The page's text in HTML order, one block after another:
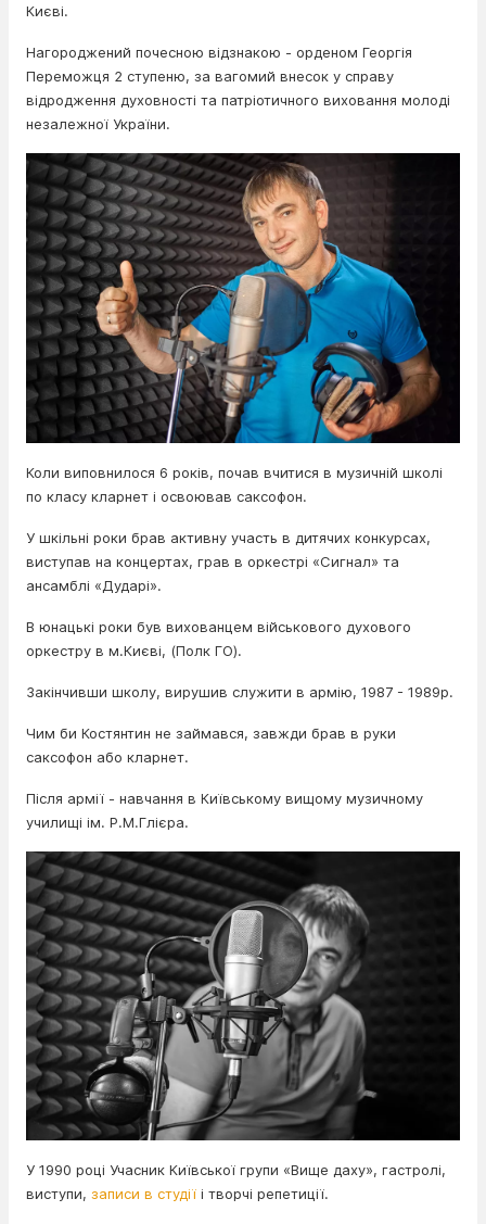
Києві.
Нагороджений почесною відзнакою - орденом Георгія
Переможця 2 ступеню, за вагомий внесок у справу
відродження духовності та патріотичного виховання молоді
незалежної України.
Коли виповнилося 6 років, почав вчитися в музичній школі
по класу кларнет і освоював саксофон.
У шкільні роки брав активну участь в дитячих конкурсах,
виступав на концертах, грав в оркестрі «Сигнал» та
ансамблі «Дударі».
В юнацькі роки був вихованцем військового духового
оркестру в м.Києві, (Полк ГО).
Закінчивши школу, вирушив служити в армію, 1987 - 1989р.
Чим би Костянтин не займався, завжди брав в руки
саксофон або кларнет.
Після армії - навчання в Київському вищому музичному
училищі ім. Р.М.Глієра.
У 1990 році Учасник Київської групи «Вище даху», гастролі,
виступи, записи в студії і творчі репетиції.